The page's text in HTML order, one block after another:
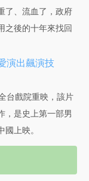
了、流血了，政府
之後的十年來找回
演出飆演技
台戲院重映，該片
，是史上第一部男
上映。